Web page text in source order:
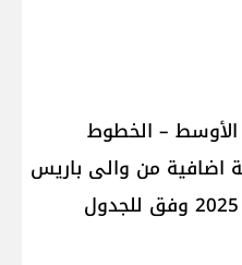
– الخطوط
اضافية من والى باريس
يوم الاثنين في 23 حزيران 2025 وفق للجدول